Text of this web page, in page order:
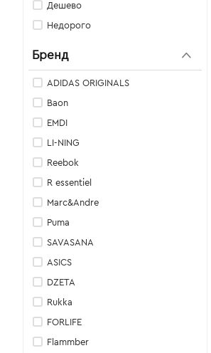
Дешево
Недорого
Бренд
ADIDAS ORIGINALS
Baon
EMDI
LI-NING
Reebok
R essentiel
Marc&Andre
Puma
SAVASANA
ASICS
DZETA
Rukka
FORLIFE
Flammber